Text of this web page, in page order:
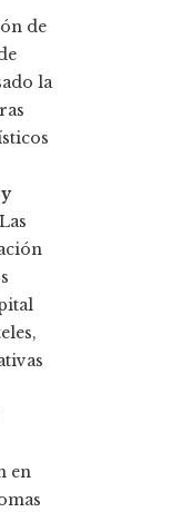
de
la
Las
en